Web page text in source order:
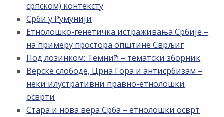
српском) контексту
Срби у Румунији
Етнолошко-генетичка истраживања Србије –
на примеру простора општине Сврљиг
Под лозинком: Темнић – тематски зборник
Верске слободе, Црна Гора и антисрбизам –
неки илустративни правно-етнолошки
осврти
Стара и нова вера Срба – етнолошки осврт